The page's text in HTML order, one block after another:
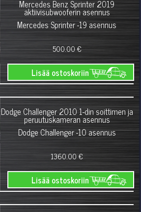
Mercedes Benz Sprinter 2019
aktiivisubwooferin asennus
Mercedes Sprinter -19 asennus
500.00 €
Lisää ostoskoriin
Dodge Challenger 2010 1-din soittimen ja
peruutuskameran asennus
Dodge Challenger -10 asennus
1360.00 €
Lisää ostoskoriin